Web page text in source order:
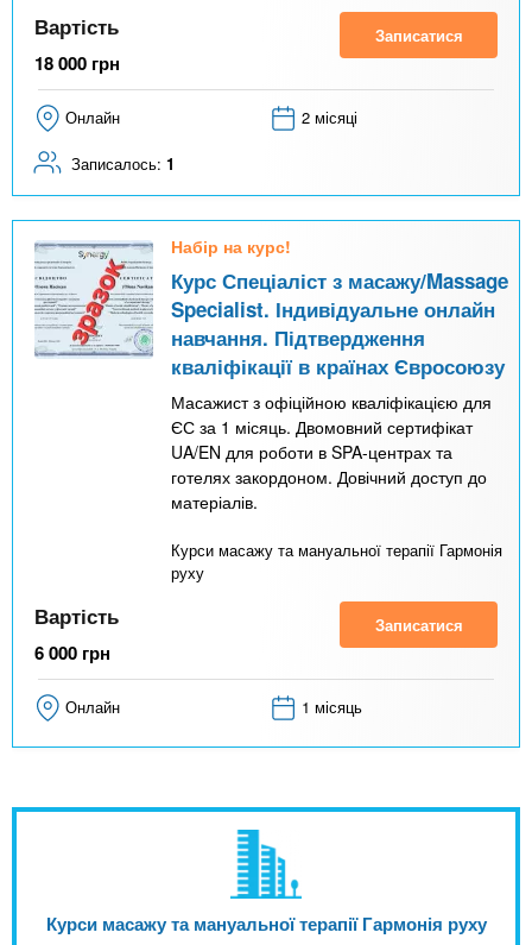
Вартість
18 000 грн
Записатися
Онлайн 2 місяці
Записалось: 1
Набір на курс!
Курс Спеціаліст з масажу/Massage
Specialist. Індивідуальне онлайн
навчання. Підтвердження
кваліфікації в країнах Євросоюзу
Масажист з офіційною кваліфікацією для
ЄС за 1 місяць. Двомовний сертифікат
UA/EN для роботи в SPA-центрах та
готелях закордоном. Довічний доступ до
матеріалів.
Курси масажу та мануальної терапії Гармонія
руху
Вартість
6 000 грн
Записатися
Онлайн 1 місяць
Курси масажу та мануальної терапії Гармонія руху